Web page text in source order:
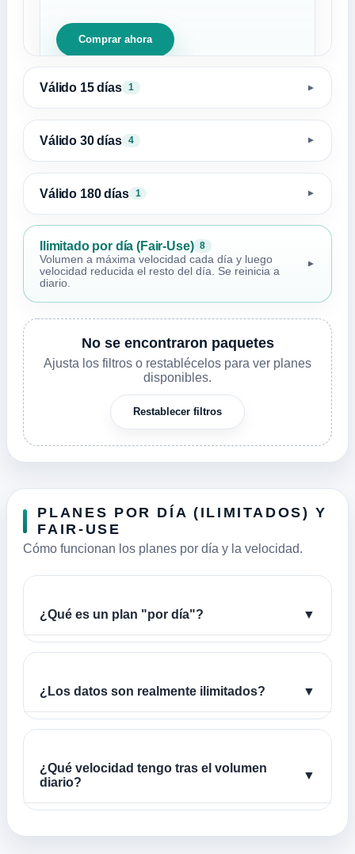
Comprar ahora
Válido 15 días 1 ▼
Válido 30 días 4 ▼
Válido 180 días 1 ▼
Ilimitado por día (Fair-Use) 8
Volumen a máxima velocidad cada día y luego
velocidad reducida el resto del día. Se reinicia a
diario.
▼
No se encontraron paquetes
Ajusta los filtros o restablécelos para ver planes
disponibles.
Restablecer filtros
PLANES POR DÍA (ILIMITADOS) Y
FAIR-USE
Cómo funcionan los planes por día y la velocidad.
¿Qué es un plan "por día"? ▼
¿Los datos son realmente ilimitados? ▼
¿Qué velocidad tengo tras el volumen
diario?
▼